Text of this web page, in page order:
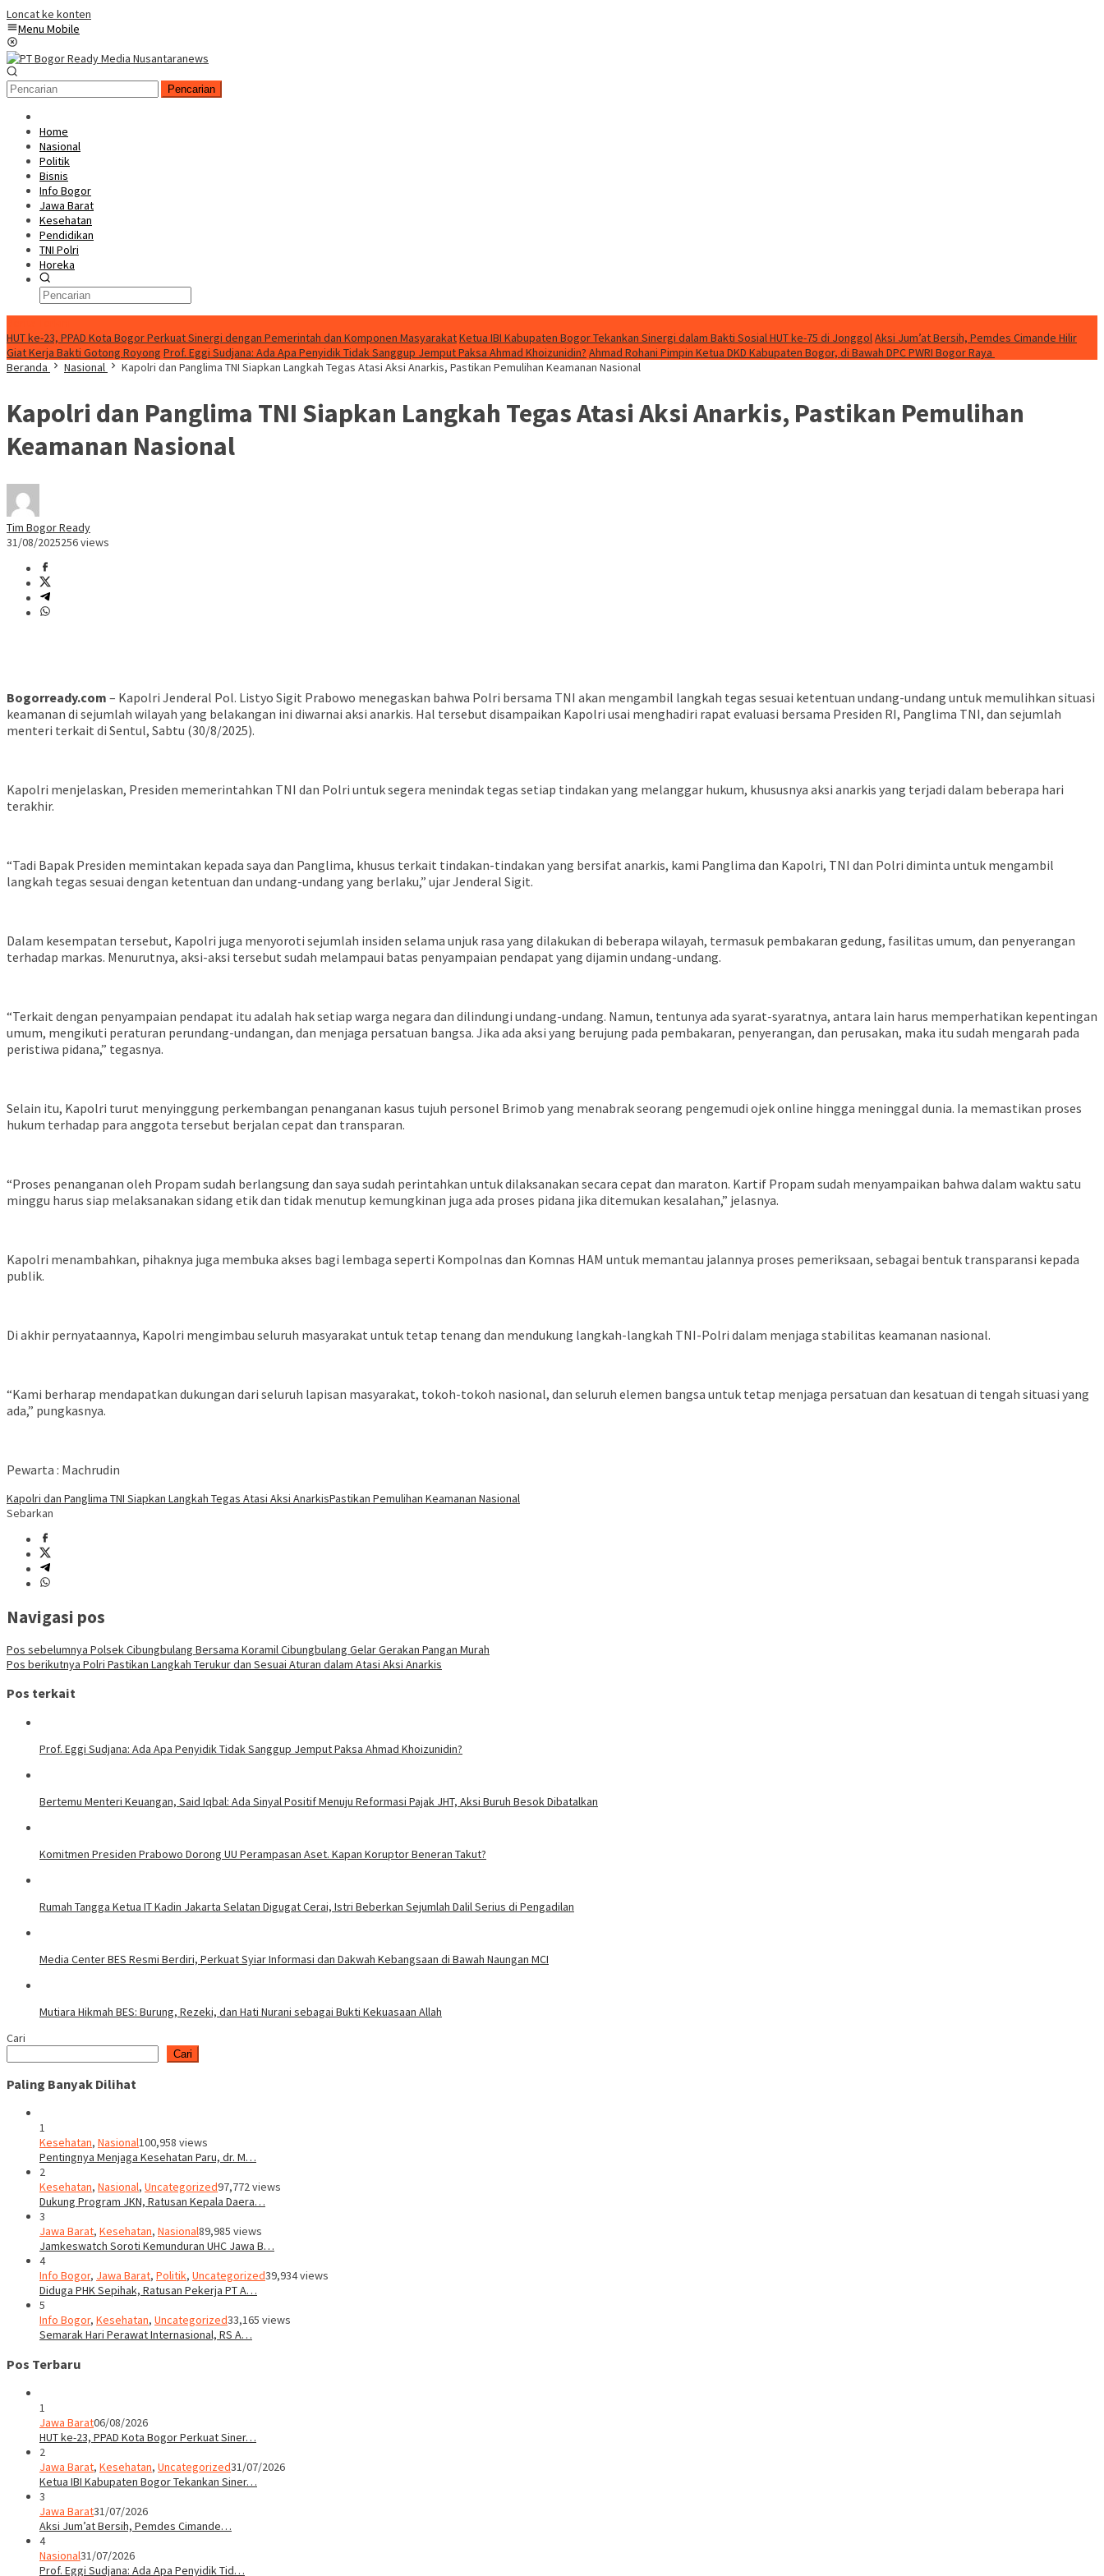
Loncat ke konten
Menu Mobile
Pencarian
Home
Nasional
Politik
Bisnis
Info Bogor
Jawa Barat
Kesehatan
Pendidikan
TNI Polri
Horeka
HUT ke-23, PPAD Kota Bogor Perkuat Sinergi dengan Pemerintah dan Komponen MasyarakatKetua IBI Kabupaten Bogor Tekankan Sinergi dalam Bakti Sosial HUT ke-75 di JonggolAksi Jum’at Bersih, Pemdes Cimande Hilir
Giat Kerja Bakti Gotong Royong Prof. Eggi Sudjana: Ada Apa Penyidik Tidak Sanggup Jemput Paksa Ahmad Khoizunidin? Ahmad Rohani Pimpin Ketua DKD Kabupaten Bogor, di Bawah DPC PWRI Bogor Raya
Beranda
Nasional Kapolri dan Panglima TNI Siapkan Langkah Tegas Atasi Aksi Anarkis, Pastikan Pemulihan Keamanan Nasional
Kapolri dan Panglima TNI Siapkan Langkah Tegas Atasi Aksi Anarkis, Pastikan Pemulihan
Keamanan Nasional
Tim Bogor Ready
31/08/2025256 views
Bogorready.com – Kapolri Jenderal Pol. Listyo Sigit Prabowo menegaskan bahwa Polri bersama TNI akan mengambil langkah tegas sesuai ketentuan undang-undang untuk memulihkan situasi
keamanan di sejumlah wilayah yang belakangan ini diwarnai aksi anarkis. Hal tersebut disampaikan Kapolri usai menghadiri rapat evaluasi bersama Presiden RI, Panglima TNI, dan sejumlah
menteri terkait di Sentul, Sabtu (30/8/2025).
Kapolri menjelaskan, Presiden memerintahkan TNI dan Polri untuk segera menindak tegas setiap tindakan yang melanggar hukum, khususnya aksi anarkis yang terjadi dalam beberapa hari
terakhir.
“Tadi Bapak Presiden memintakan kepada saya dan Panglima, khusus terkait tindakan-tindakan yang bersifat anarkis, kami Panglima dan Kapolri, TNI dan Polri diminta untuk mengambil
langkah tegas sesuai dengan ketentuan dan undang-undang yang berlaku,” ujar Jenderal Sigit.
Dalam kesempatan tersebut, Kapolri juga menyoroti sejumlah insiden selama unjuk rasa yang dilakukan di beberapa wilayah, termasuk pembakaran gedung, fasilitas umum, dan penyerangan
terhadap markas. Menurutnya, aksi-aksi tersebut sudah melampaui batas penyampaian pendapat yang dijamin undang-undang.
“Terkait dengan penyampaian pendapat itu adalah hak setiap warga negara dan dilindungi undang-undang. Namun, tentunya ada syarat-syaratnya, antara lain harus memperhatikan kepentingan
umum, mengikuti peraturan perundang-undangan, dan menjaga persatuan bangsa. Jika ada aksi yang berujung pada pembakaran, penyerangan, dan perusakan, maka itu sudah mengarah pada
peristiwa pidana,” tegasnya.
Selain itu, Kapolri turut menyinggung perkembangan penanganan kasus tujuh personel Brimob yang menabrak seorang pengemudi ojek online hingga meninggal dunia. Ia memastikan proses
hukum terhadap para anggota tersebut berjalan cepat dan transparan.
“Proses penanganan oleh Propam sudah berlangsung dan saya sudah perintahkan untuk dilaksanakan secara cepat dan maraton. Kartif Propam sudah menyampaikan bahwa dalam waktu satu
minggu harus siap melaksanakan sidang etik dan tidak menutup kemungkinan juga ada proses pidana jika ditemukan kesalahan,” jelasnya.
Kapolri menambahkan, pihaknya juga membuka akses bagi lembaga seperti Kompolnas dan Komnas HAM untuk memantau jalannya proses pemeriksaan, sebagai bentuk transparansi kepada
publik.
Di akhir pernyataannya, Kapolri mengimbau seluruh masyarakat untuk tetap tenang dan mendukung langkah-langkah TNI-Polri dalam menjaga stabilitas keamanan nasional.
“Kami berharap mendapatkan dukungan dari seluruh lapisan masyarakat, tokoh-tokoh nasional, dan seluruh elemen bangsa untuk tetap menjaga persatuan dan kesatuan di tengah situasi yang
ada,” pungkasnya.
Pewarta : Machrudin
Kapolri dan Panglima TNI Siapkan Langkah Tegas Atasi Aksi AnarkisPastikan Pemulihan Keamanan Nasional
Sebarkan
Navigasi pos
Pos sebelumnya Polsek Cibungbulang Bersama Koramil Cibungbulang Gelar Gerakan Pangan Murah
Pos berikutnya Polri Pastikan Langkah Terukur dan Sesuai Aturan dalam Atasi Aksi Anarkis
Pos terkait
Prof. Eggi Sudjana: Ada Apa Penyidik Tidak Sanggup Jemput Paksa Ahmad Khoizunidin?
Bertemu Menteri Keuangan, Said Iqbal: Ada Sinyal Positif Menuju Reformasi Pajak JHT, Aksi Buruh Besok Dibatalkan
Komitmen Presiden Prabowo Dorong UU Perampasan Aset. Kapan Koruptor Beneran Takut?
Rumah Tangga Ketua IT Kadin Jakarta Selatan Digugat Cerai, Istri Beberkan Sejumlah Dalil Serius di Pengadilan
Media Center BES Resmi Berdiri, Perkuat Syiar Informasi dan Dakwah Kebangsaan di Bawah Naungan MCI
Mutiara Hikmah BES: Burung, Rezeki, dan Hati Nurani sebagai Bukti Kekuasaan Allah
Cari
Cari
Paling Banyak Dilihat
1
Kesehatan, Nasional100,958 views
Pentingnya Menjaga Kesehatan Paru, dr. M…
2
Kesehatan, Nasional, Uncategorized97,772 views
Dukung Program JKN, Ratusan Kepala Daera…
3
Jawa Barat, Kesehatan, Nasional89,985 views
Jamkeswatch Soroti Kemunduran UHC Jawa B…
4
Info Bogor, Jawa Barat, Politik, Uncategorized39,934 views
Diduga PHK Sepihak, Ratusan Pekerja PT A…
5
Info Bogor, Kesehatan, Uncategorized33,165 views
Semarak Hari Perawat Internasional, RS A…
Pos Terbaru
1
Jawa Barat06/08/2026
HUT ke-23, PPAD Kota Bogor Perkuat Siner…
2
Jawa Barat, Kesehatan, Uncategorized31/07/2026
Ketua IBI Kabupaten Bogor Tekankan Siner…
3
Jawa Barat31/07/2026
Aksi Jum’at Bersih, Pemdes Cimande…
4
Nasional31/07/2026
Prof. Eggi Sudjana: Ada Apa Penyidik Tid…